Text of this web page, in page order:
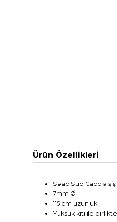
Ürün Özellikleri
Seac Sub Caccia şiş
7mm Ø
115 cm uzunluk
Yuksuk kiti ile birlikte